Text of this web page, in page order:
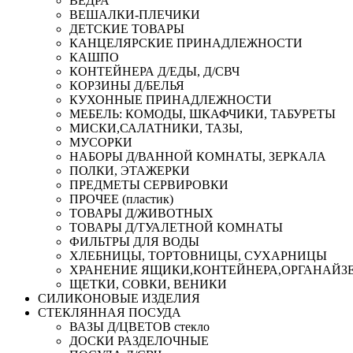
ВЕШАЛКИ-ПЛЕЧИКИ
ДЕТСКИЕ ТОВАРЫ
КАНЦЕЛЯРСКИЕ ПРИНАДЛЕЖНОСТИ
КАШПО
КОНТЕЙНЕРА Д/ЕДЫ, Д/СВЧ
КОРЗИНЫ Д/БЕЛЬЯ
КУХОННЫЕ ПРИНАДЛЕЖНОСТИ
МЕБЕЛЬ: КОМОДЫ, ШКАФЧИКИ, ТАБУРЕТЫ
МИСКИ,САЛАТНИКИ, ТАЗЫ,
МУСОРКИ
НАБОРЫ Д/ВАННОЙ КОМНАТЫ, ЗЕРКАЛА
ПОЛКИ, ЭТАЖЕРКИ
ПРЕДМЕТЫ СЕРВИРОВКИ
ПРОЧЕЕ (пластик)
ТОВАРЫ Д/ЖИВОТНЫХ
ТОВАРЫ Д/ТУАЛЕТНОЙ КОМНАТЫ
ФИЛЬТРЫ ДЛЯ ВОДЫ
ХЛЕБНИЦЫ, ТОРТОВНИЦЫ, СУХАРНИЦЫ
ХРАНЕНИЕ
ЩЕТКИ, СОВКИ, ВЕНИКИ
СИЛИКОНОВЫЕ ИЗДЕЛИЯ
СТЕКЛЯННАЯ ПОСУДА
ВАЗЫ Д/ЦВЕТОВ стекло
ДОСКИ РАЗДЕЛОЧНЫЕ